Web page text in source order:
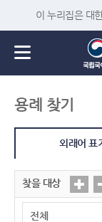
이 누리집은 대
용례 찾기
외래어 표
찾을 대상